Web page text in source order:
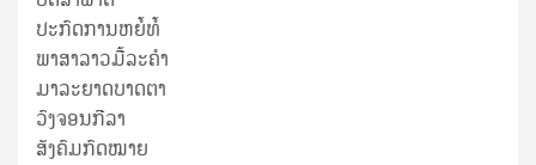
ປະກົດການຫຍໍ້ທໍ້
ພາສາລາວມື້ລະຄຳ
ມາລະຍາດບາດຕາ
ວົງຈອນກີລາ
ສັງຄົມກົດໝາຍ